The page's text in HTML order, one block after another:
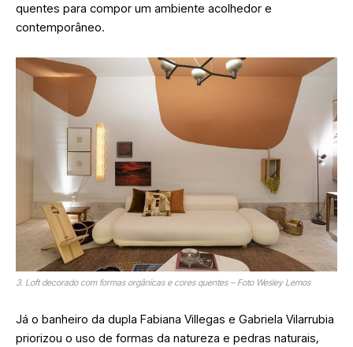
quentes para compor um ambiente acolhedor e
contemporâneo.
3. Loft decorado com formas orgânicas e cores quentes – Foto Wesley Lemos
Já o banheiro da dupla Fabiana Villegas e Gabriela Vilarrubia
priorizou o uso de formas da natureza e pedras naturais,